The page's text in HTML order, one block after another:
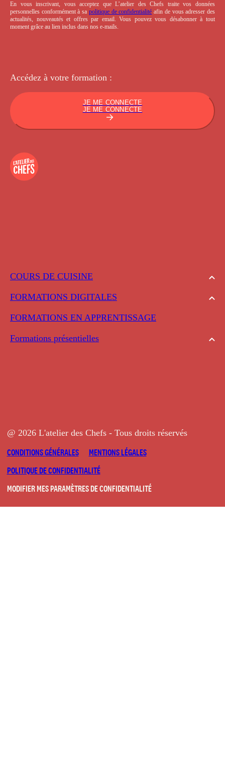
COURS DE CUISINE
FORMATIONS DIGITALES
FORMATIONS EN APPRENTISSAGE
Formations présentielles
En vous inscrivant, vous acceptez que L’atelier des Chefs traite vos données
personnelles conformément à sa politique de confidentialité afin de vous adresser des
actualités, nouveautés et offres par email. Vous pouvez vous désabonner à tout
moment grâce au lien inclus dans nos e-mails.
Accédez à votre formation :
JE ME CONNECTE
JE ME CONNECTE
@ 2026 L'atelier des Chefs - Tous droits réservés
CONDITIONS GÉNÉRALES
MENTIONS LÉGALES
POLITIQUE DE CONFIDENTIALITÉ
MODIFIER MES PARAMÈTRES DE CONFIDENTIALITÉ